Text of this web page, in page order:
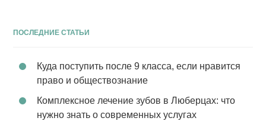
ПОСЛЕДНИЕ СТАТЬИ
Куда поступить после 9 класса, если нравится
право и обществознание
Комплексное лечение зубов в Люберцах: что
нужно знать о современных услугах